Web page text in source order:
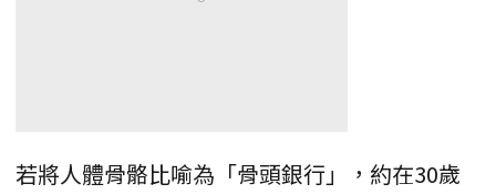
若將人體骨骼比喻為「骨頭銀行」，約在30歲